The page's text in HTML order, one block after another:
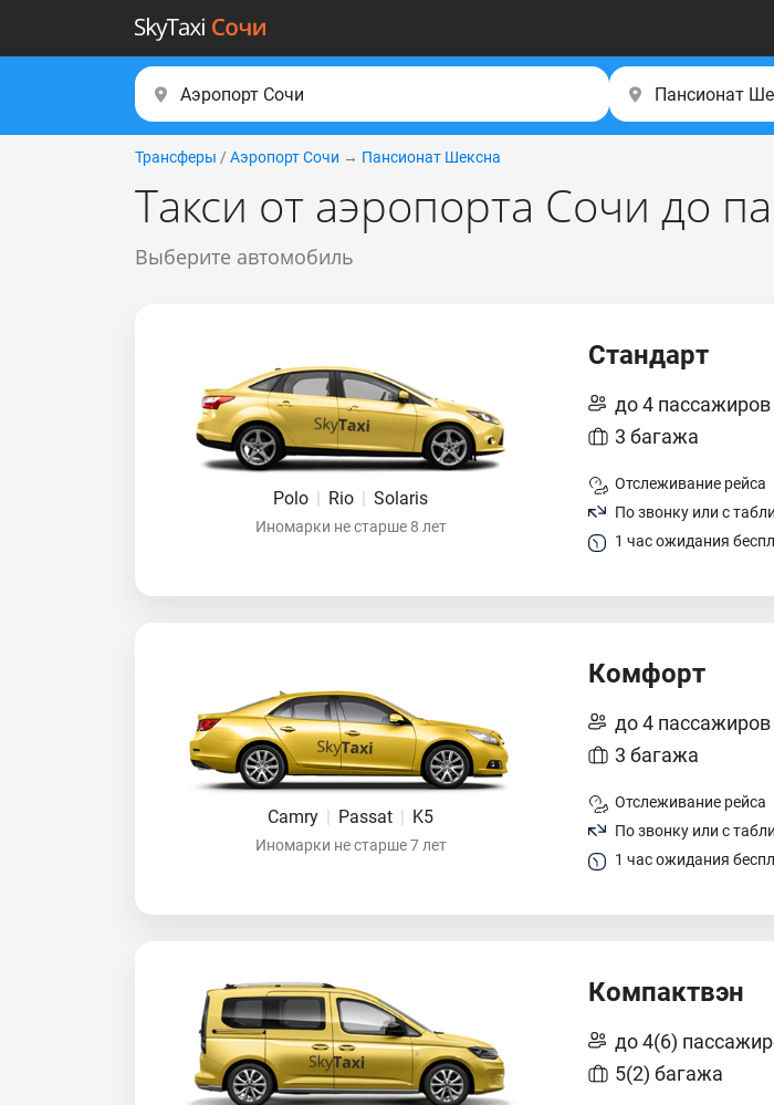
Трансферы / Аэропорт Сочи → Пансионат Шексна
Такси от аэропорта Сочи до
Выберите автомобиль
Polo | Rio | Solaris
Иномарки не старше 8 лет
Стандарт
до 4 пассажиров
3 багажа
Отслеживание рейса
По звонку или с
1 час ожидания
Camry | Passat | K5
Иномарки не старше 7 лет
Комфорт
до 4 пассажиров
3 багажа
Отслеживание рейса
По звонку или с
1 час ожидания
Компактвэн
до 4(6)
5(2) багажа